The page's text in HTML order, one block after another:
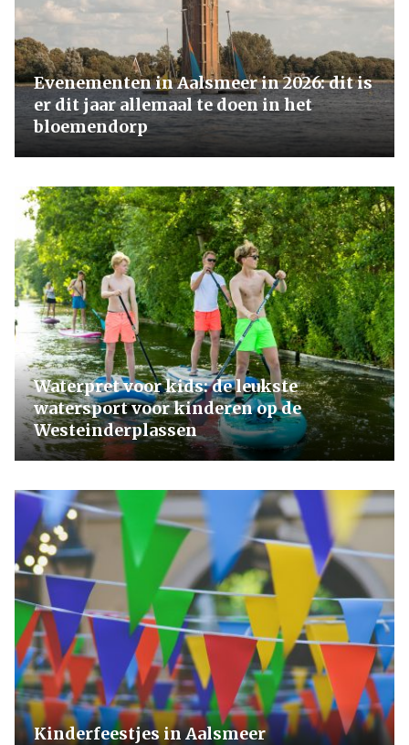
Evenementen in Aalsmeer in 2026: dit is
er dit jaar allemaal te doen in het
bloemendorp
Waterpret voor kids: de leukste
watersport voor kinderen op de
Westeinderplassen
Kinderfeestjes in Aalsmeer